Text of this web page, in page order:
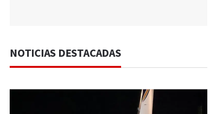
NOTICIAS DESTACADAS